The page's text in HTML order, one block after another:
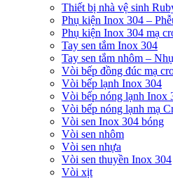
Thiết bị nhà vệ sinh
Phụ kiện Inox 304 –
Phụ kiện Inox 304 mạ
Tay sen tắm Inox 304
Tay sen tắm nhôm –
Vòi bếp đồng đúc mạ
Vòi bếp lạnh Inox 304
Vòi bếp nóng lạnh Inox
Vòi bếp nóng lạnh mạ
Vòi sen Inox 304 bóng
Vòi sen nhôm
Vòi sen nhựa
Vòi sen thuyền Inox 304
Vòi xịt